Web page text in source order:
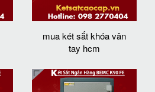
mua két sắt khóa vân
tay hcm